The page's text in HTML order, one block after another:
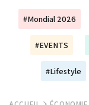
#Mondial 2026
#EVENTS
#Lifestyle